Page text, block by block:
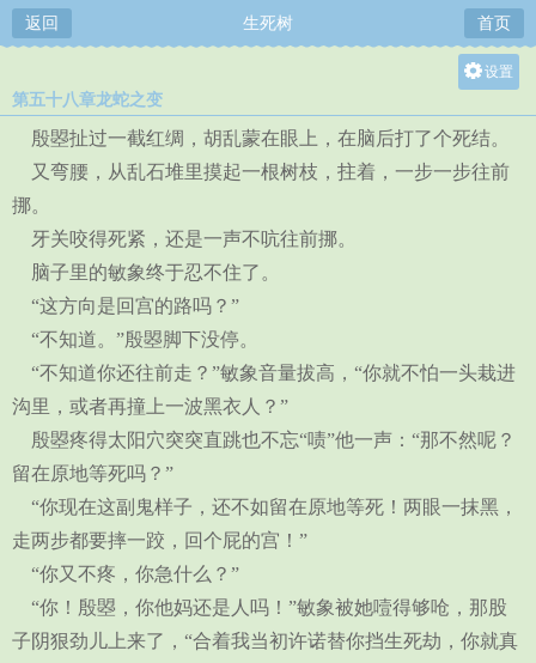
返回 生死树 首页
设置
大
中
第五十八章龙蛇之变
殷曌扯过一截红绸，胡乱蒙在眼上，在脑后打了个死结。
又弯腰，从乱石堆里摸起一根树枝，拄着，一步一步往前
挪。
牙关咬得死紧，还是一声不吭往前挪。
脑子里的敏象终于忍不住了。
“这方向是回宫的路吗？”
“不知道。”殷曌脚下没停。
“不知道你还往前走？”敏象音量拔高，“你就不怕一头栽进
沟里，或者再撞上一波黑衣人？”
殷曌疼得太阳穴突突直跳也不忘“啧”他一声：“那不然呢？
留在原地等死吗？”
“你现在这副鬼样子，还不如留在原地等死！两眼一抹黑，
走两步都要摔一跤，回个屁的宫！”
“你又不疼，你急什么？”
“你！殷曌，你他妈还是人吗！”敏象被她噎得够呛，那股
子阴狠劲儿上来了，“合着我当初许诺替你挡生死劫，你就真